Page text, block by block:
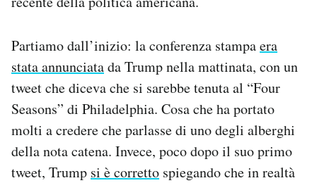
Newsletter
Notifiche mobile
Regala il Post
Hai bisogno di aiuto?
Partiamo dall’inizio: la conferenza stampaera
stata annunciatada Trump nella mattinata, con un
tweet che diceva che si sarebbe tenuta al “Four
Seasons” di Philadelphia. Cosa che ha portato
molti a credere che parlasse di uno degli alberghi
della nota catena. Invece, poco dopo il suo primo
tweet, Trump si è corretto spiegando che in realtà